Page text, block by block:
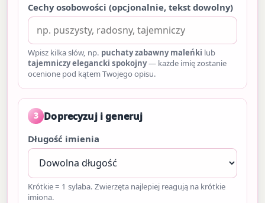
Cechy osobowości (opcjonalnie, tekst dowolny)
Wpisz kilka słów, np. puchaty zabawny maleńki lub
tajemniczy elegancki spokojny— każde imię zostanie
ocenione pod kątem Twojego opisu.
3 Doprecyzuj i generuj
Długość imienia
Krótkie = 1 sylaba. Zwierzęta najlepiej reagują na krótkie
imiona.